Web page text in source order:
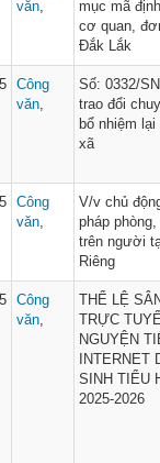
văn
mục mã
cơ quan,
Đắk Lắk
Công
văn
Số: 0332/
trao đổi
bổ nhiệm lại
xã
Công
văn
V/v chủ
pháp
trên người
Riêng
Công
văn
THỂ LỆ
TRỰC
NGUYỆN
INTERNET
SINH TIỂU
2025-2026